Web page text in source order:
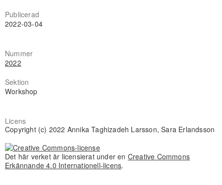
Publicerad
2022-03-04
Nummer
2022
Sektion
Workshop
Licens
Copyright (c) 2022 Annika Taghizadeh Larsson, Sara Erlandsson
Det här verket är licensierat under en Creative Commons
Erkännande 4.0 Internationell-licens.